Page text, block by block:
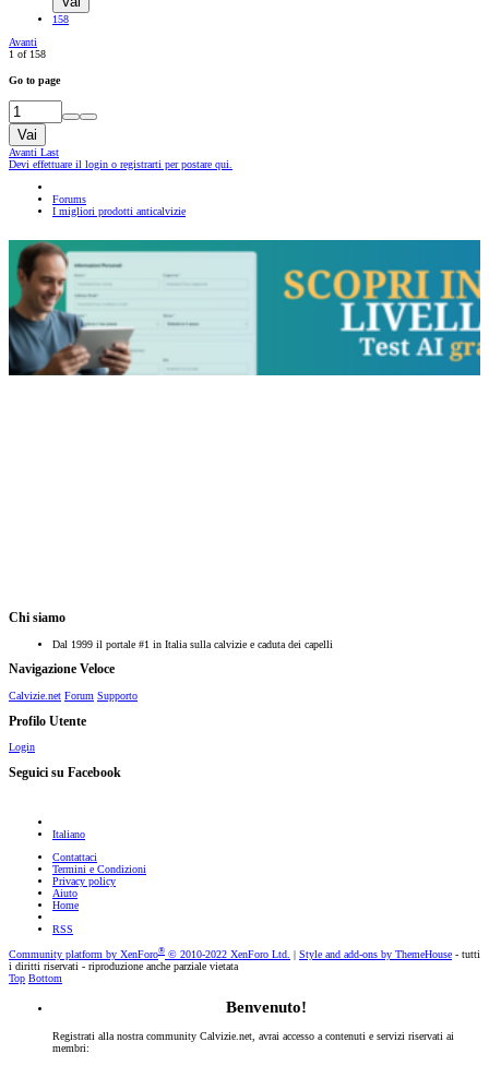
158
Avanti
1 of 158
Go to page
Vai
Avanti Last
Devi effettuare il login o registrarti per postare qui.
Forums
I migliori prodotti anticalvizie
Chi siamo
Dal 1999 il portale #1 in Italia sulla calvizie e caduta dei capelli
Navigazione Veloce
Calvizie.net Forum Supporto
Profilo Utente
Login
Seguici su Facebook
Italiano
Contattaci
Termini e Condizioni
Privacy policy
Aiuto
Home
RSS
Community platform by XenForo® © 2010-2022 XenForo Ltd. | Style and add-ons by ThemeHouse - tutti
i diritti riservati - riproduzione anche parziale vietata
Top Bottom
Benvenuto!
Registrati alla nostra community Calvizie.net, avrai accesso a contenuti e servizi riservati ai
membri: